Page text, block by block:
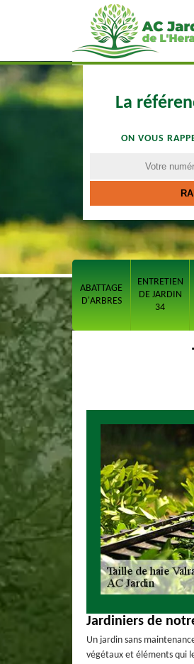
La
ON VOUS
ABATTAGE
D'ARBRES
ENTRETIEN
DE JARDIN
34
Jardiniers de
Un jardin sans
végétaux et éléments qui